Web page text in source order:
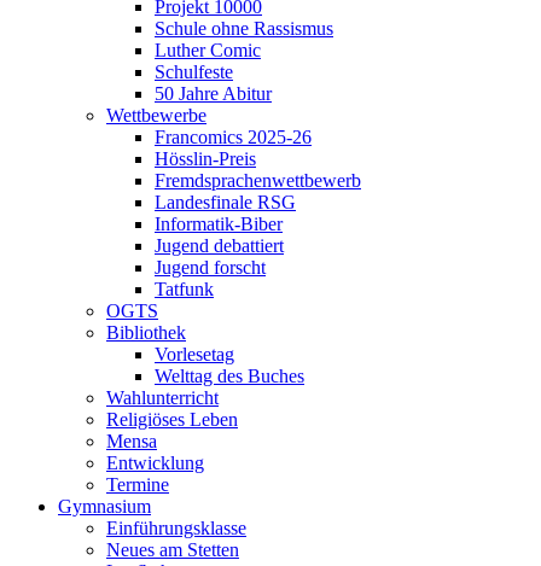
Projekt 10000
Schule ohne Rassismus
Luther Comic
Schulfeste
50 Jahre Abitur
Wettbewerbe
Francomics 2025-26
Hösslin-Preis
Fremdsprachenwettbewerb
Landesfinale RSG
Informatik-Biber
Jugend debattiert
Jugend forscht
Tatfunk
OGTS
Bibliothek
Vorlesetag
Welttag des Buches
Wahlunterricht
Religiöses Leben
Mensa
Entwicklung
Termine
Gymnasium
Einführungsklasse
Neues am Stetten